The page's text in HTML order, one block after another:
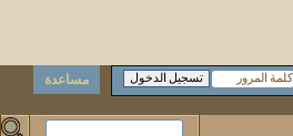
مساعدة